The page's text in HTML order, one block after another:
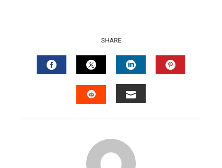
SHARE
FACEBOOKTWITTERLINKEDIN